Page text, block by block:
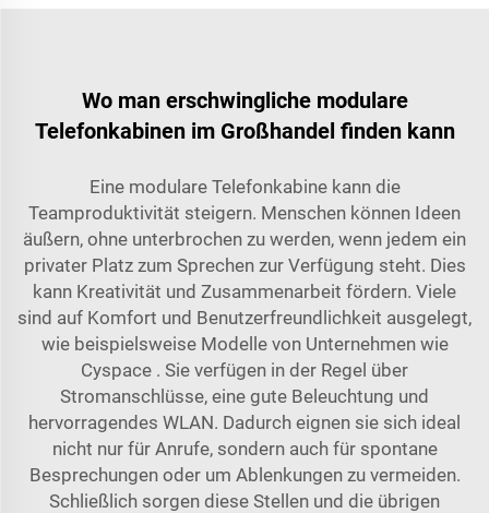
Wo man erschwingliche modulare
Telefonkabinen im Großhandel finden kann
Eine modulare Telefonkabine kann die
Teamproduktivität steigern. Menschen können Ideen
äußern, ohne unterbrochen zu werden, wenn jedem ein
privater Platz zum Sprechen zur Verfügung steht. Dies
kann Kreativität und Zusammenarbeit fördern. Viele
sind auf Komfort und Benutzerfreundlichkeit ausgelegt,
wie beispielsweise Modelle von Unternehmen wie
Cyspace . Sie verfügen in der Regel über
Stromanschlüsse, eine gute Beleuchtung und
hervorragendes WLAN. Dadurch eignen sie sich ideal
nicht nur für Anrufe, sondern auch für spontane
Besprechungen oder um Ablenkungen zu vermeiden.
Schließlich sorgen diese Stellen und die übrigen